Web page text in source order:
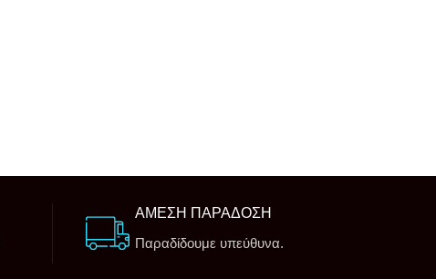
ΑΜΕΣΗ ΠΑΡΑΔΟΣΗ
Παραδίδουμε υπεύθυνα.